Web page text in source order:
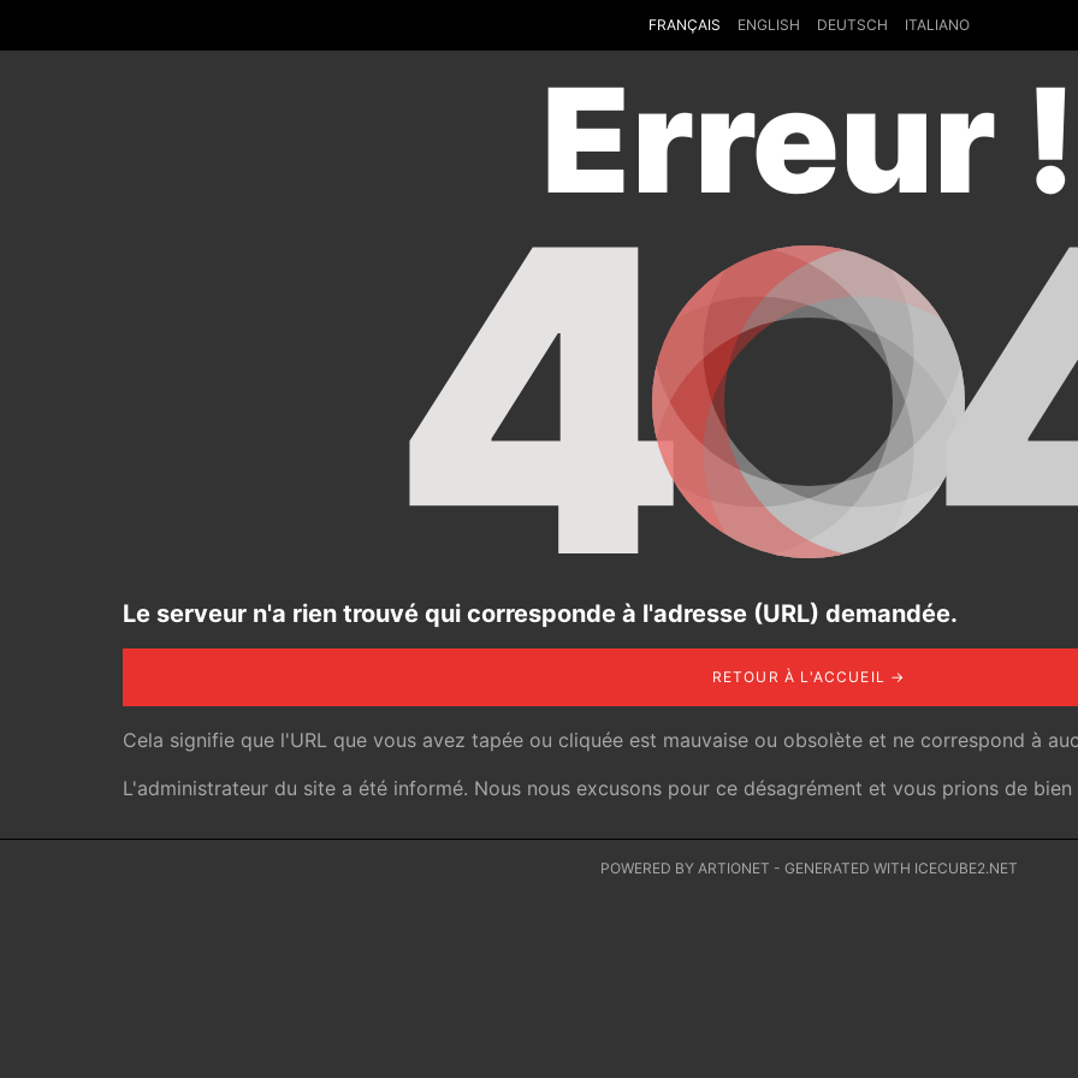
FRANÇAIS ENGLISH DEUTSCH ITALIANO
Erreur !
4
Le serveur n'a rien trouvé qui corresponde à l'adresse (URL) demandée.
RETOUR À L'ACCUEIL →
Cela signifie que l'URL que vous avez tapée ou cliquée est mauvaise ou obsolète et ne correspond à
L'administrateur du site a été informé. Nous nous excusons pour ce désagrément et vous prions de
POWERED BY ARTIONET - GENERATED WITH ICECUBE2.NET